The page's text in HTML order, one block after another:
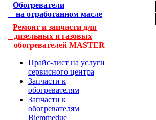
Обогреватели
на отработанном масле
Ремонт и запчасти для
дизельных и газовых
обогревателей MASTER
Прайс-лист на услуги
сервисного центра
Запчасти к
обогревателям
Запчасти к
обогревателям
Biemmedue